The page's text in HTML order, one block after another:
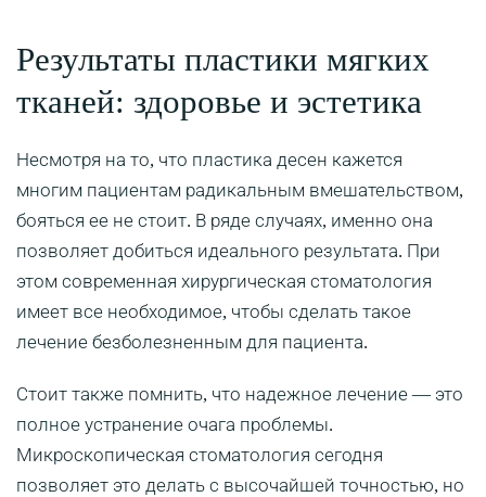
Результаты пластики мягких
тканей: здоровье и эстетика
Несмотря на то, что пластика десен кажется
многим пациентам радикальным вмешательством,
бояться ее не стоит. В ряде случаях, именно она
позволяет добиться идеального результата. При
этом современная хирургическая стоматология
имеет все необходимое, чтобы сделать такое
лечение безболезненным для пациента.
Стоит также помнить, что надежное лечение — это
полное устранение очага проблемы.
Микроскопическая стоматология сегодня
позволяет это делать с высочайшей точностью, но